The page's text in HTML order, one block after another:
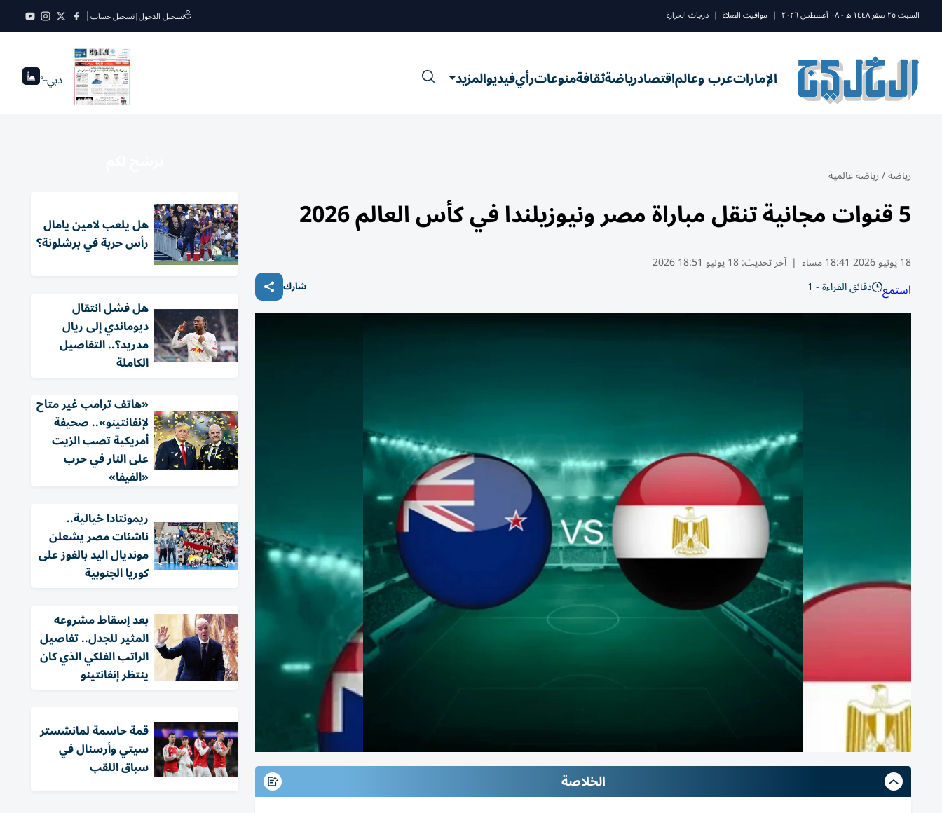
السبت ٢٥ صفر ١٤٤٨ ه - ٠٨ أغسطس ٢٠٢٦ | مواقيت الصلاة | درجات الحرارة تسجيل الدخول|تسجيل حساب
الإماراتعرب وعالماقتصادرياضةثقافةمنوعاترأيفيديوالمزيد دبي--°
رياضة/رياضة عالمية
5 قنوات مجانية تنقل مباراة مصر ونيوزيلندا في كأس العالم 2026
18 يونيو 2026 18:41 مساء | آخر تحديث:18 يونيو 18:51 2026
استمع دقائق القراءة - 1 شارك
الخلاصة
هل يلعب لامين يامال
رأس حربة في برشلونة؟
هل فشل انتقال
ديوماندي إلى ريال
مدريد؟.. التفاصيل
الكاملة
«هاتف ترامب غير متاح
لإنفانتينو».. صحيفة
أمريكية تصب الزيت
على النار في حرب
«الفيفا»
ريمونتادا خيالية..
ناشئات مصر يشعلن
مونديال اليد بالفوز على
كوريا الجنوبية
بعد إسقاط مشروعه
المثير للجدل.. تفاصيل
الراتب الفلكي الذي كان
ينتظر إنفانتينو
قمة حاسمة لمانشستر
سيتي وأرسنال في
سباق اللقب